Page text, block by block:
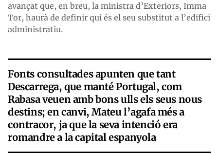
avançat que, en breu, la ministra d’Exteriors, Imma
Tor, haurà de definir qui és el seu substitut a l’edifici
administratiu.
Fonts consultades apunten que tant
Descarrega, que manté Portugal, com
Rabasa veuen amb bons ulls els seus nous
destins; en canvi, Mateu l’agafa més a
contracor, ja que la seva intenció era
romandre a la capital espanyola